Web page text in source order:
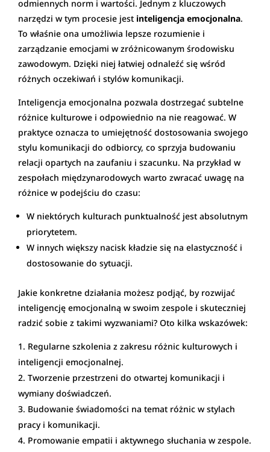
odmiennych norm i wartości. Jednym z kluczowych
narzędzi w tym procesie jest inteligencja emocjonalna.
To właśnie ona umożliwia lepsze rozumienie i
zarządzanie emocjami w zróżnicowanym środowisku
zawodowym. Dzięki niej łatwiej odnaleźć się wśród
różnych oczekiwań i stylów komunikacji.
Inteligencja emocjonalna pozwala dostrzegać subtelne
różnice kulturowe i odpowiednio na nie reagować. W
praktyce oznacza to umiejętność dostosowania swojego
stylu komunikacji do odbiorcy, co sprzyja budowaniu
relacji opartych na zaufaniu i szacunku. Na przykład w
zespołach międzynarodowych warto zwracać uwagę na
różnice w podejściu do czasu:
W niektórych kulturach punktualność jest absolutnym
priorytetem.
W innych większy nacisk kładzie się na elastyczność i
dostosowanie do sytuacji.
Jakie konkretne działania możesz podjąć, by rozwijać
inteligencję emocjonalną w swoim zespole i skuteczniej
radzić sobie z takimi wyzwaniami? Oto kilka wskazówek:
Regularne szkolenia z zakresu różnic kulturowych i
inteligencji emocjonalnej.
Tworzenie przestrzeni do otwartej komunikacji i
wymiany doświadczeń.
Budowanie świadomości na temat różnic w stylach
pracy i komunikacji.
Promowanie empatii i aktywnego słuchania w zespole.